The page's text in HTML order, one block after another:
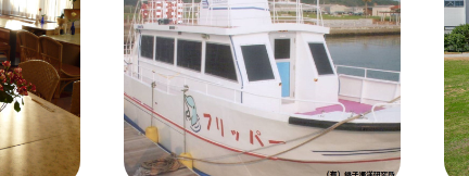
銚子市
成田市
佐倉市
八街市
茂
東
旭市
匝